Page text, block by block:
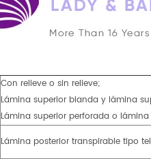
Con relieve o sin relieve;
Lámina superior blanda y lámina
Lámina superior perforada o
Lámina posterior transpirable tipo